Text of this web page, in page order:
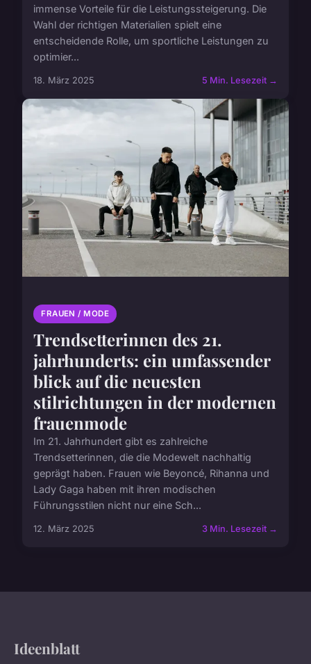
immense Vorteile für die Leistungssteigerung. Die
Wahl der richtigen Materialien spielt eine
entscheidende Rolle, um sportliche Leistungen zu
optimier...
18. März 2025 5 Min. Lesezeit →
FRAUEN / MODE
Trendsetterinnen des 21.
jahrhunderts: ein umfassender
blick auf die neuesten
stilrichtungen in der modernen
frauenmode
Im 21. Jahrhundert gibt es zahlreiche
Trendsetterinnen, die die Modewelt nachhaltig
geprägt haben. Frauen wie Beyoncé, Rihanna und
Lady Gaga haben mit ihren modischen
Führungsstilen nicht nur eine Sch...
12. März 2025 3 Min. Lesezeit →
Ideenblatt